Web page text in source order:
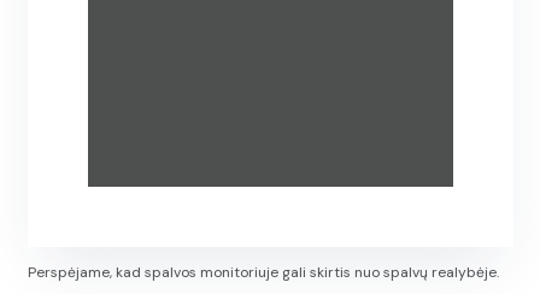
Perspėjame, kad spalvos monitoriuje gali skirtis nuo spalvų realybėje.